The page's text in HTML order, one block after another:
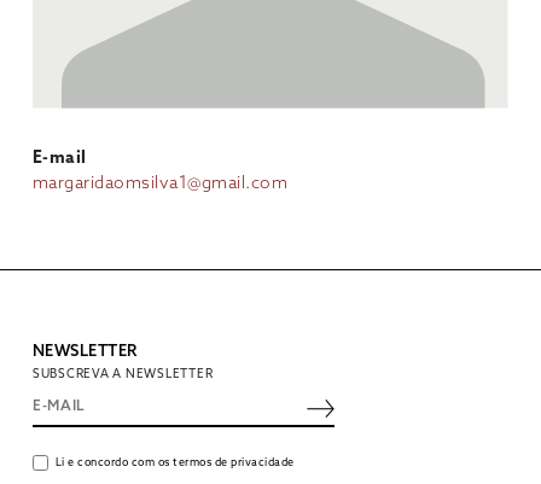
E-mail
margaridaomsilva1@gmail.com
NEWSLETTER
SUBSCREVA A NEWSLETTER
Li e concordo com os termos de privacidade